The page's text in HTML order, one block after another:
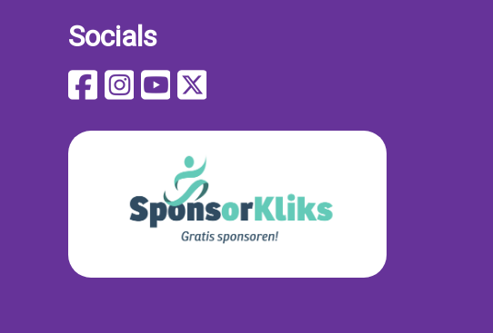
Socials